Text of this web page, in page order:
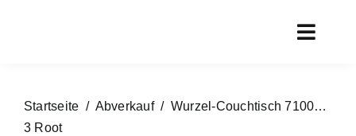
Startseite / Abverkauf/ Wurzel-Couchtisch 7100…
3 Root